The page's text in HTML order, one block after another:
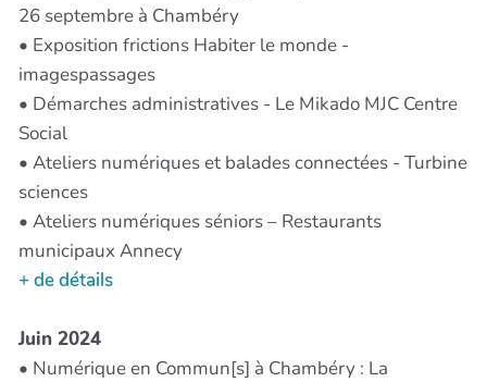
26 septembre à Chambéry
• Exposition frictions Habiter le monde -
imagespassages
• Démarches administratives - Le Mikado MJC Centre
Social
• Ateliers numériques et balades connectées - Turbine
sciences
• Ateliers numériques séniors – Restaurants
municipaux Annecy
+ de détails
Juin 2024
• Numérique en Commun[s] à Chambéry : La